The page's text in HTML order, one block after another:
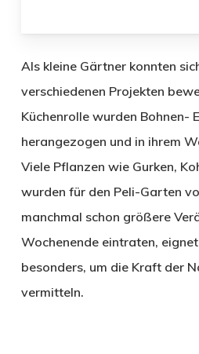
Als kleine Gärtner konnten
verschiedenen Projekten
Küchenrolle wurden Bohnen-
herangezogen und in ihrem
Viele Pflanzen wie Gurken,
wurden für den Peli-Garten
manchmal schon größere
Wochenende eintraten,
besonders, um die Kraft der
vermitteln.